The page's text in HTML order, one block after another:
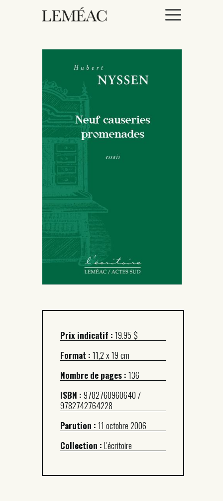
ACCUEIL
CATALOGUE
AUTEURICES
DROITS / RIGHTS
À PROPOS
Prix indicatif :19.95 $
Format :11,2 x 19 cm
Nombre de pages :136
ISBN :9782760960640 /
9782742764228
Parution :11 octobre 2006
Collection :L'écritoire